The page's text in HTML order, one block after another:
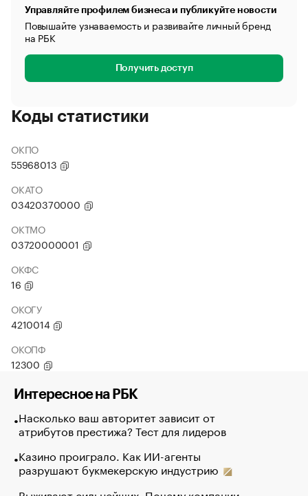
Управляйте профилем бизнеса и публикуйте новости
Повышайте узнаваемость и развивайте личный бренд
на РБК
Получить доступ
Коды статистики
ОКПО
55968013
ОКАТО
03420370000
ОКТМО
03720000001
ОКФС
16
ОКОГУ
4210014
ОКОПФ
12300
Интересное на РБК
Насколько ваш авторитет зависит от
атрибутов престижа? Тест для лидеров
Казино проиграло. Как ИИ-агенты
разрушают букмекерскую индустрию